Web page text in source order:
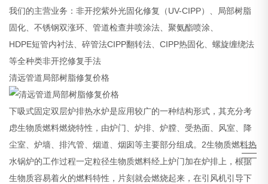
我们的主营业务：非开挖紫外光固化修复（UV-CIPP）、局部树脂
固化、不锈钢双涨环、管道检查井喷涂法、聚氨酯喷涂、
HDPE短管内衬法、碎管法CIPP翻转法、CIPP热固化、螺旋缠绕法
等全种类非开挖修复手法
清远管道局部树脂修复价格
下吸式固定双层炉排热水炉是应用较广的一种结构形式，其充分考
虑生物质燃料燃烧特性，由炉门、炉排、炉膛、受热面、风室、降
尘室、炉墙、排汽管、烟道、烟囱等主要部分组成。2生物质燃料热
水锅炉的工作过程一定粒径生物质燃料经上炉门加在炉排上，根据
生物质容易着火的燃料特性，片刻就会燃烧起来，在引风机引导下